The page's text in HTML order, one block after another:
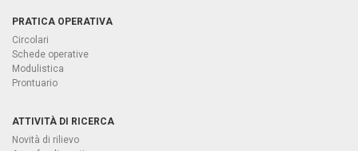
PRATICA OPERATIVA
Circolari
Schede operative
Modulistica
Prontuario
ATTIVITÀ DI RICERCA
Novità di rilievo